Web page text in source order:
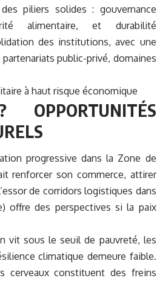
piliers solides : gouvernance
alimentaire, et durabilité
des institutions, avec une
public-privé, domaines
à haut risque économique
progressive dans la Zone de
renforcer son commerce, attirer
de corridors logistiques dans
offre des perspectives si la paix
vit sous le seuil de pauvreté, les
climatique demeure faible.
cerveaux constituent des freins